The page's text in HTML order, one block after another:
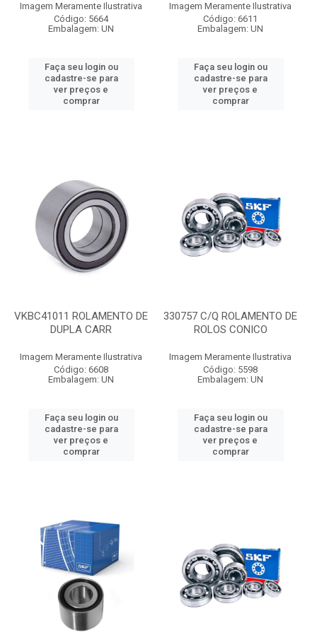
Imagem Meramente Ilustrativa
Código: 5664
Embalagem: UN
Faça seu login ou
cadastre-se para
ver preços e
comprar
Imagem Meramente Ilustrativa
Código: 6611
Embalagem: UN
Faça seu login ou
cadastre-se para
ver preços e
comprar
VKBC41011 ROLAMENTO DE
DUPLA CARR
Imagem Meramente Ilustrativa
Código: 6608
Embalagem: UN
Faça seu login ou
cadastre-se para
ver preços e
comprar
330757 C/Q ROLAMENTO DE
ROLOS CONICO
Imagem Meramente Ilustrativa
Código: 5598
Embalagem: UN
Faça seu login ou
cadastre-se para
ver preços e
comprar